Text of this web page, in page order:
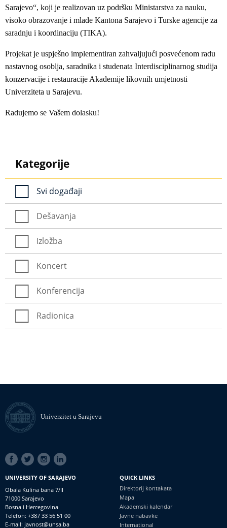
Sarajevo“, koji je realizovan uz podršku Ministarstva za nauku,
visoko obrazovanje i mlade Kantona Sarajevo i Turske agencije za
saradnju i koordinaciju (TIKA).
Projekat je uspješno implementiran zahvaljujući posvećenom radu
nastavnog osoblja, saradnika i studenata Interdisciplinarnog studija
konzervacije i restauracije Akademije likovnih umjetnosti
Univerziteta u Sarajevu.
Radujemo se Vašem dolasku!
Kategorije
Svi događaji
Dešavanja
Izložba
Koncert
Konferencija
Radionica
Univerzitet u Sarajevu
SOCIAL
LINKS
UNIVERSITY OF SARAJEVO
Obala Kulina bana 7/II
71000 Sarajevo
Bosna i Hercegovina
Telefon: +387 33 56 51 00
E-mail: javnost@unsa.ba
QUICK LINKS
Direktorij kontakata
Mapa
Akademski kalendar
Javne nabavke
International